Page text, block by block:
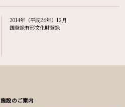
2014年（平成26年）12月
国登録有形文化財登録
施設のご案内